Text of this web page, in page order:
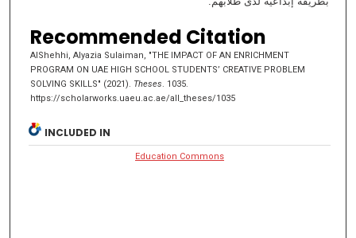
Recommended Citation
AlShehhi, Alyazia Sulaiman, "THE IMPACT OF AN ENRICHMENT
PROGRAM ON UAE HIGH SCHOOL STUDENTS’ CREATIVE PROBLEM
SOLVING SKILLS" (2021). Theses. 1035.
https://scholarworks.uaeu.ac.ae/all_theses/1035
INCLUDED IN
Education Commons